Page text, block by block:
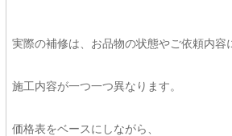
実際の補修は、お品物の状態やご依頼内容
施工内容が一つ一つ異なります。
価格表をベースにしながら、